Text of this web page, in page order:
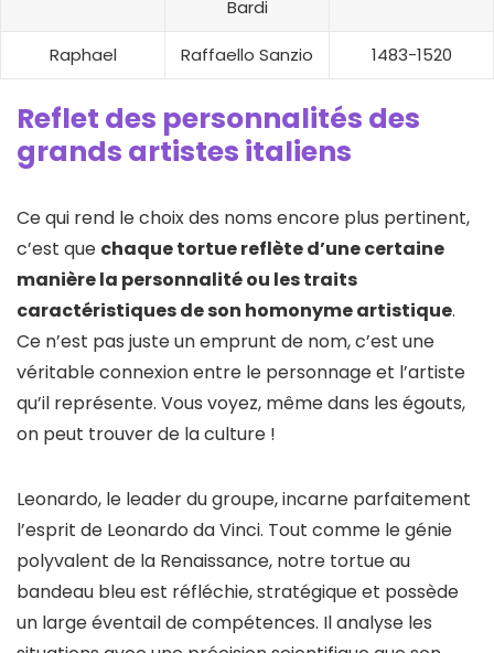
Bardi
Raphael Raffaello Sanzio 1483-1520
Reflet des personnalités des
grands artistes italiens
Ce qui rend le choix des noms encore plus pertinent,
c’est que chaque tortue reflète d’une certaine
manière la personnalité ou les traits
caractéristiques de son homonyme artistique.
Ce n’est pas juste un emprunt de nom, c’est une
véritable connexion entre le personnage et l’artiste
qu’il représente. Vous voyez, même dans les égouts,
on peut trouver de la culture !
Leonardo, le leader du groupe, incarne parfaitement
l’esprit de Leonardo da Vinci. Tout comme le génie
polyvalent de la Renaissance, notre tortue au
bandeau bleu est réfléchie, stratégique et possède
un large éventail de compétences. Il analyse les